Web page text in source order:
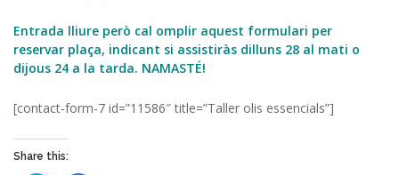
Entrada lliure però cal omplir aquest formulari per
reservar plaça, indicant si assistiràs dilluns 28 al mati o
dijous 24 a la tarda. NAMASTÉ!
[contact-form-7 id=”11586″ title=”Taller olis essencials”]
Share this: